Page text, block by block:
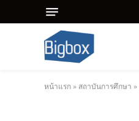
หน้าแรก » สถาบันการศึกษา »